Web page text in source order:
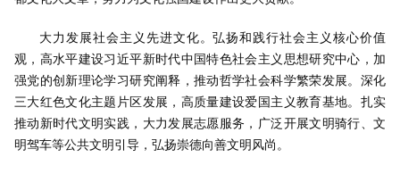
大力发展社会主义先进文化。弘扬和践行社会主义核心价值
观，高水平建设习近平新时代中国特色社会主义思想研究中心，加
强党的创新理论学习研究阐释，推动哲学社会科学繁荣发展。深化
三大红色文化主题片区发展，高质量建设爱国主义教育基地。扎实
推动新时代文明实践，大力发展志愿服务，广泛开展文明骑行、文
明驾车等公共文明引导，弘扬崇德向善文明风尚。